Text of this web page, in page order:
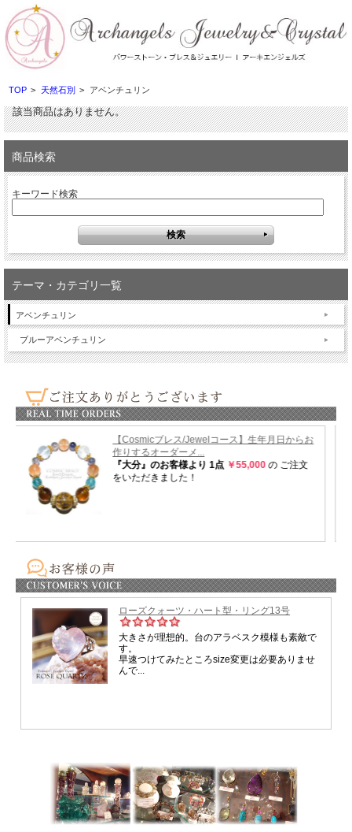
TOP > 天然石別 > アベンチュリン
該当商品はありません。
商品検索
キーワード検索
テーマ・カテゴリ一覧
アベンチュリン
ブルーアベンチュリン